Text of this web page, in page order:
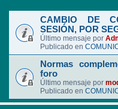
CAMBIO DE
SESIÓN, POR
Último mensaje por
Publicado en
Normas
foro
Último mensaje por
Publicado en